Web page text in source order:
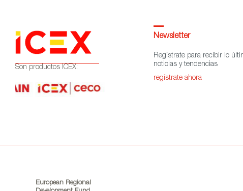
Son productos ICEX:
Newsletter
Regístrate para recibir lo
noticias y tendencias
regístrate ahora
European Regional